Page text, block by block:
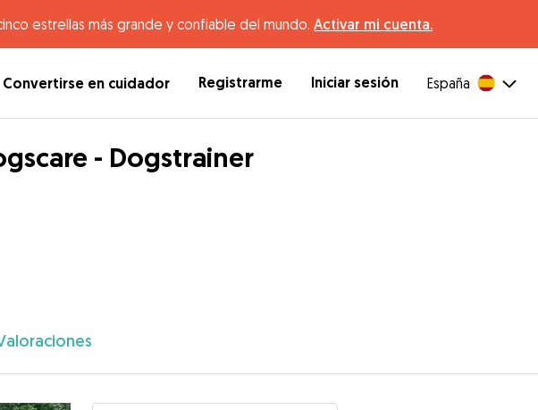
estrellas más grande y confiable del mundo. Activar mi cuenta.
Convertirse en cuidador Registrarme Iniciar sesión España
- Dogstrainer